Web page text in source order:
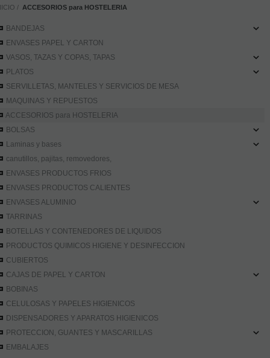
ACCESORIOS para HOSTELERIA
BANDEJAS
ENVASES PAPEL Y CARTON
VASOS, TAZAS Y COPAS, TAPAS
PLATOS
SERVILLETAS, MANTELES Y SERVICIOS DE MESA
MAQUINAS Y REPUESTOS
ACCESORIOS para HOSTELERIA
BOLSAS
Laminas y bases
canutillos, pajitas, removedores,
ENVASES PRODUCTOS FRIOS
ENVASES PRODUCTOS CALIENTES
ENVASES ALUMINIO
TARRINAS
BOTELLAS Y CONTENEDORES DE LIQUIDOS
PRODUCTOS QUIMICOS HIGIENE Y DESINFECCION
CUBIERTOS
CAJAS DE PAPEL Y CARTON
BOBINAS
CELULOSAS Y PAPELES HIGIENICOS
DISPENSADORES Y APARATOS HIGIENICOS
PROTECCION, GUANTES Y MASCARILLAS
EMBALAJES